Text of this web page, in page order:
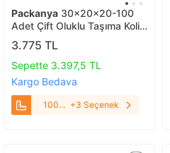
Packanya 30x20x20-100
Adet Çift Oluklu Taşıma Kolisi
100 Adet
3.775 TL
Sepette 3.397,5 TL
Kargo Bedava
100
+3 Seçenek